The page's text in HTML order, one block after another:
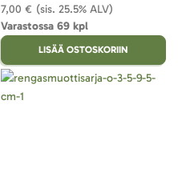
(sis. 25.5% ALV)
7,00 €
Varastossa 69 kpl
LISÄÄ OSTOSKORIIN